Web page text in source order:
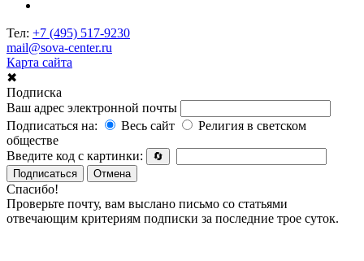
Тел: +7 (495) 517-9230
mail@sova-center.ru
Карта сайта
✖
Подписка
Ваш адрес электронной почты
Подписаться на:
Весь сайт
Религия в светском
обществе
Введите код с картинки:
🔄
Подписаться
Отмена
Спасибо!
Проверьте почту, вам выслано письмо со статьями
отвечающим критериям подписки за последние трое суток.